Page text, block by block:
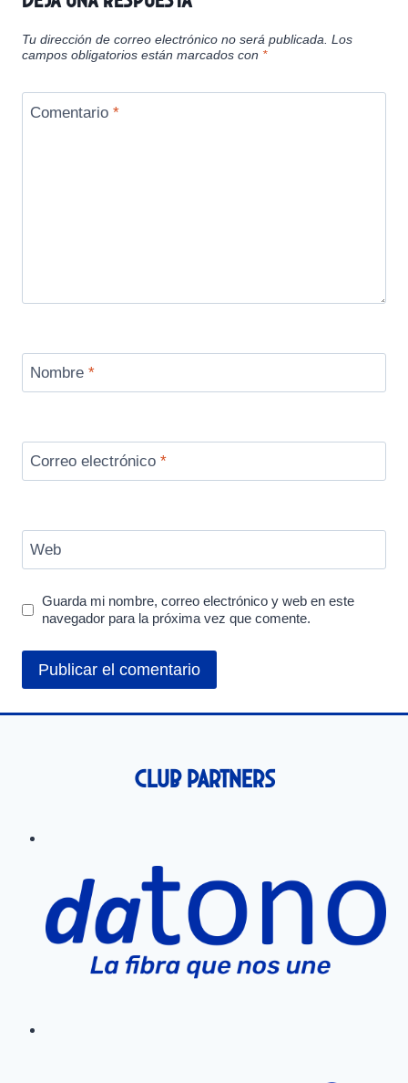
Tu dirección de correo electrónico no será publicada. Los
campos obligatorios están marcados con *
Comentario *
Nombre *
Correo electrónico *
Web
Guarda mi nombre, correo electrónico y web en este
navegador para la próxima vez que comente.
Club Partners